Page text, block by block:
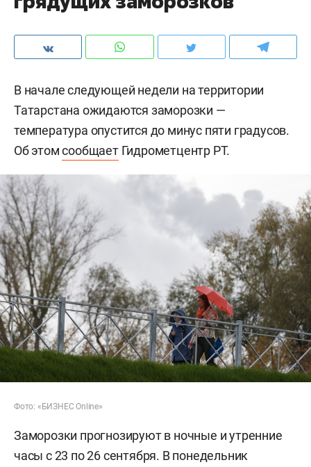
В начале следующей недели на территории
Татарстана ожидаются заморозки —
температура опустится до минус пяти градусов.
Об этомсообщаетГидрометцентр РТ.
Фото: «БИЗНЕС Online»
Заморозки прогнозируют в ночные и утренние
часы с 23 по 26 сентября. В понедельник